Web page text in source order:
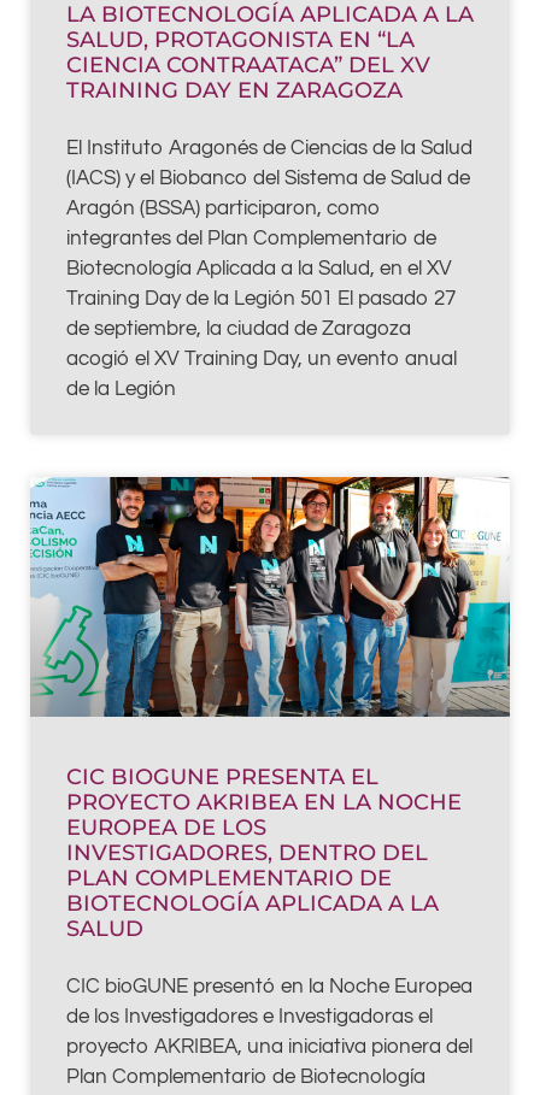
LA BIOTECNOLOGÍA APLICADA A LA
SALUD, PROTAGONISTA EN “LA
CIENCIA CONTRAATACA” DEL XV
TRAINING DAY EN ZARAGOZA
El Instituto Aragonés de Ciencias de la Salud
(IACS) y el Biobanco del Sistema de Salud de
Aragón (BSSA) participaron, como
integrantes del Plan Complementario de
Biotecnología Aplicada a la Salud, en el XV
Training Day de la Legión 501 El pasado 27
de septiembre, la ciudad de Zaragoza
acogió el XV Training Day, un evento anual
de la Legión
CIC BIOGUNE PRESENTA EL
PROYECTO AKRIBEA EN LA NOCHE
EUROPEA DE LOS
INVESTIGADORES, DENTRO DEL
PLAN COMPLEMENTARIO DE
BIOTECNOLOGÍA APLICADA A LA
SALUD
CIC bioGUNE presentó en la Noche Europea
de los Investigadores e Investigadoras el
proyecto AKRIBEA, una iniciativa pionera del
Plan Complementario de Biotecnología